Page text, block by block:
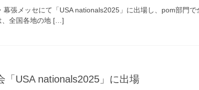
張メッセにて「USA nationals2025」に出場し、pom部門
、全国各地の地 […]
「USA nationals2025」に出場